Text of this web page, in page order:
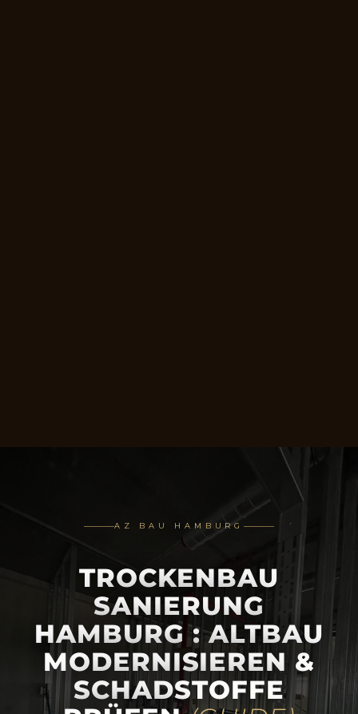
AZ BAU HAMBURG
TROCKENBAU
SANIERUNG
HAMBURG : ALTBAU
MODERNISIEREN &
SCHADSTOFFE